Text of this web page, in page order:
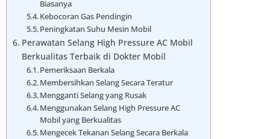
Biasanya
Kebocoran Gas Pendingin
Peningkatan Suhu Mesin Mobil
Perawatan Selang High Pressure AC Mobil
Berkualitas Terbaik di Dokter Mobil
Pemeriksaan Berkala
Membersihkan Selang Secara Teratur
Mengganti Selang yang Rusak
Menggunakan Selang High Pressure AC
Mobil yang Berkualitas
Mengecek Tekanan Selang Secara Berkala